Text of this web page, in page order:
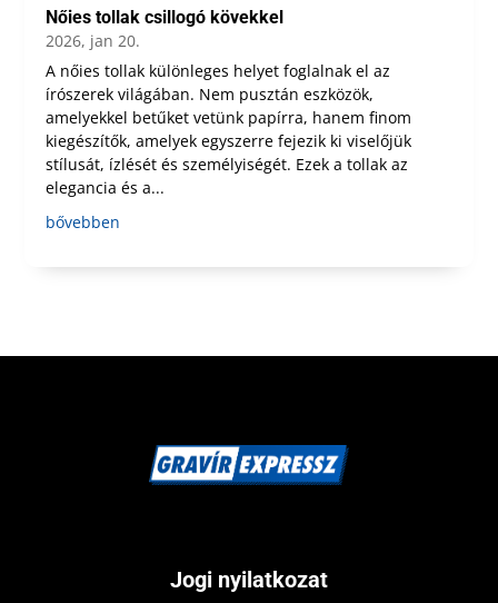
Nőies tollak csillogó kövekkel
2026, jan 20.
A nőies tollak különleges helyet foglalnak el az
írószerek világában. Nem pusztán eszközök,
amelyekkel betűket vetünk papírra, hanem finom
kiegészítők, amelyek egyszerre fejezik ki viselőjük
stílusát, ízlését és személyiségét. Ezek a tollak az
elegancia és a...
bővebben
Jogi nyilatkozat